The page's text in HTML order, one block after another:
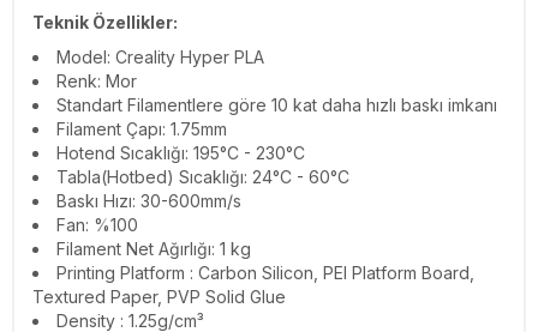
Teknik Özellikler:
Model: Creality Hyper PLA
Renk: Mor
Standart Filamentlere göre 10 kat daha hızlı baskı imkanı
Filament Çapı: 1.75mm
Hotend Sıcaklığı: 195°C - 230°C
Tabla(Hotbed) Sıcaklığı: 24°C - 60°C
Baskı Hızı: 30-600mm/s
Fan: %100
Filament Net Ağırlığı: 1 kg
Printing Platform : Carbon Silicon, PEI Platform Board,
Textured Paper, PVP Solid Glue
Density : 1.25g/cm³